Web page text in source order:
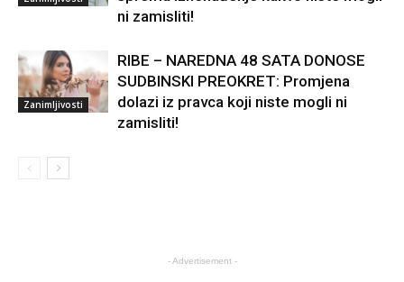
ni zamisliti!
Zanimljivosti
RIBE – NAREDNA 48 SATA DONOSE
SUDBINSKI PREOKRET: Promjena
dolazi iz pravca koji niste mogli ni
zamisliti!
- Advertisement -